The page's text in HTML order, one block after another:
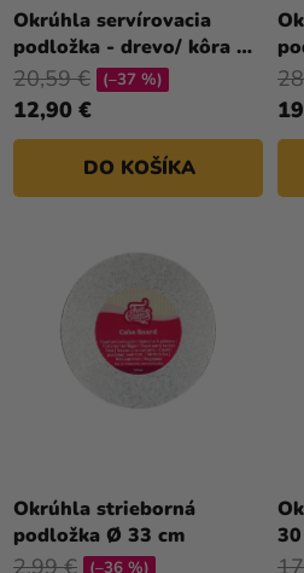
a merch
Sviatky
Kreatívne
potreby
Personalizované
Výpredaj
O
Kontakt
T
O
V
Okrúhla servírovacia
podložka - drevo/ kôra Ø
30 cm
12,90 €
20,59 € (–37 %)
DO KOŠÍKA
Okrúhla strieborná
podložka Ø 33 cm
2,99 € (–36 %)